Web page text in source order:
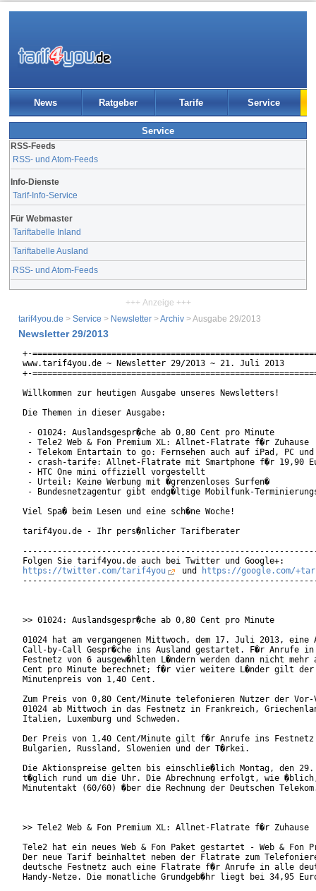
News Ratgeber Tarife Service
Service
RSS-Feeds
RSS- und Atom-Feeds
Info-Dienste
Tarif-Info-Service
Für Webmaster
Tariftabelle Inland
Tariftabelle Ausland
RSS- und Atom-Feeds
+++ Anzeige +++
tarif4you.de > Service > Newsletter >Archiv > Ausgabe 29/2013
Newsletter 29/2013
+-
www.tarif4you.de ~ Newsletter 29/2013 ~ 21. Juli 2013
+-
Willkommen zur heutigen Ausgabe unseres Newsletters!
Die Themen in dieser Ausgabe:
- 01024: Auslandsgespr�che ab 0,80 Cent pro Minute
- Tele2 Web & Fon Premium XL: Allnet-Flatrate f�r Zuhause
- Telekom Entartain to go: Fernsehen auch auf iPad, PC und
- crash-tarife: Allnet-Flatrate mit Smartphone f�r 19,90
- HTC One mini offiziell vorgestellt
- Urteil: Keine Werbung mit �grenzenloses Surfen�
- Bundesnetzagentur gibt endg�ltige Mobilfunk-
Viel Spa� beim Lesen und eine sch�ne Woche!
tarif4you.de - Ihr pers�nlicher Tarifberater
https://twitter.com/tarif4you
und
https://google.com/
>> 01024: Auslandsgespr�che ab 0,80 Cent pro Minute
01024 hat am vergangenen Mittwoch, dem 17. Juli 2013,
Call-by-Call Gespr�che ins Ausland gestartet. F�r Anrufe in
Festnetz von 6 ausgew�hlten L�ndern werden dann nicht
Cent pro Minute berechnet; f�r vier weitere L�nder gilt der
Minutenpreis von 1,40 Cent.
Zum Preis von 0,80 Cent/Minute telefonieren Nutzer der Vor-
01024 ab Mittwoch in das Festnetz in Frankreich,
Italien, Luxemburg und Schweden.
Der Preis von 1,40 Cent/Minute gilt f�r Anrufe ins
Bulgarien, Russland, Slowenien und der T�rkei.
Die Aktionspreise gelten bis einschlie�lich Montag, den
t�glich rund um die Uhr. Die Abrechnung erfolgt, wie
Minutentakt (60/60) �ber die Rechnung der Deutschen
>> Tele2 Web & Fon Premium XL: Allnet-Flatrate f�r Zuhause
Tele2 hat ein neues Web & Fon Paket gestartet - Web & Fon
Der neue Tarif beinhaltet neben der Flatrate zum
deutsche Festnetz auch eine Flatrate f�r Anrufe in alle
Handy-Netze. Die monatliche Grundgeb�hr liegt bei 34,95